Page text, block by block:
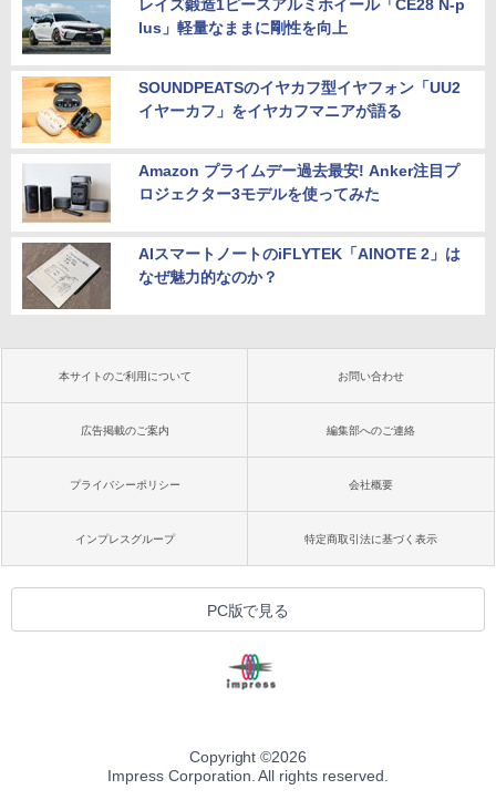
レイズ鍛造1ピースアルミホイール「CE28 N-p
lus」軽量なままに剛性を向上
SOUNDPEATSのイヤカフ型イヤフォン「UU2
イヤーカフ」をイヤカフマニアが語る
Amazon プライムデー過去最安! Anker注目プ
ロジェクター3モデルを使ってみた
AIスマートノートのiFLYTEK「AINOTE 2」は
なぜ魅力的なのか？
本サイトのご利用について お問い合わせ
広告掲載のご案内 編集部へのご連絡
プライバシーポリシー 会社概要
インプレスグループ 特定商取引法に基づく表示
PC版で見る
Copyright ©2026
Impress Corporation. All rights reserved.